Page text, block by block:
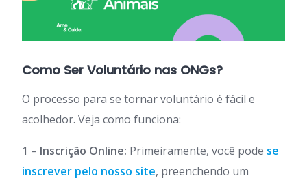
Como Ser Voluntário nas ONGs?
O processo para se tornar voluntário é fácil e
acolhedor. Veja como funciona:
1 – Inscrição Online: Primeiramente, você pode se
inscrever pelo nosso site, preenchendo um